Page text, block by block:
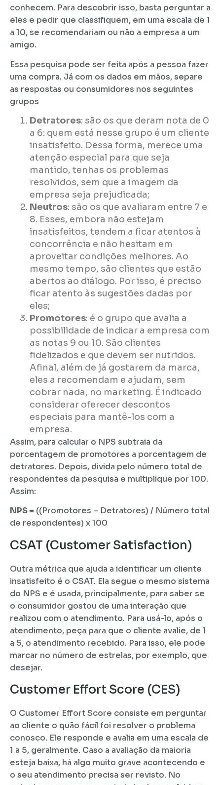
conhecem. Para descobrir isso, basta perguntar a
eles e pedir que classifiquem, em uma escala de 1
a 10, se recomendariam ou não a empresa a um
amigo.
Essa pesquisa pode ser feita após a pessoa fazer
uma compra. Já com os dados em mãos, separe
as respostas ou consumidores nos seguintes
grupos
Detratores: são os que deram nota de 0
a 6: quem está nesse grupo é um cliente
insatisfeito. Dessa forma, merece uma
atenção especial para que seja
mantido, tenhas os problemas
resolvidos, sem que a imagem da
empresa seja prejudicada;
Neutros: são os que avaliaram entre 7 e
8. Esses, embora não estejam
insatisfeitos, tendem a ficar atentos à
concorrência e não hesitam em
aproveitar condições melhores. Ao
mesmo tempo, são clientes que estão
abertos ao diálogo. Por isso, é preciso
ficar atento às sugestões dadas por
eles;
Promotores: é o grupo que avalia a
possibilidade de indicar a empresa com
as notas 9 ou 10. São clientes
fidelizados e que devem ser nutridos.
Afinal, além de já gostarem da marca,
eles a recomendam e ajudam, sem
cobrar nada, no marketing. É indicado
considerar oferecer descontos
especiais para mantê-los com a
empresa.
Assim, para calcular o NPS subtraia da
porcentagem de promotores a porcentagem de
detratores. Depois, divida pelo número total de
respondentes da pesquisa e multiplique por 100.
Assim:
NPS = ((Promotores – Detratores) / Número total
de respondentes) x 100
CSAT (Customer Satisfaction)
Outra métrica que ajuda a identificar um cliente
insatisfeito é o CSAT. Ela segue o mesmo sistema
do NPS e é usada, principalmente, para saber se
o consumidor gostou de uma interação que
realizou com o atendimento. Para usá-lo, após o
atendimento, peça para que o cliente avalie, de 1
a 5, o atendimento recebido. Para isso, ele pode
marcar no número de estrelas, por exemplo, que
desejar.
Customer Effort Score (CES)
O Customer Effort Score consiste em perguntar
ao cliente o quão fácil foi resolver o problema
conosco. Ele responde e avalia em uma escala de
1 a 5, geralmente. Caso a avaliação da maioria
esteja baixa, há algo muito grave acontecendo e
o seu atendimento precisa ser revisto. No